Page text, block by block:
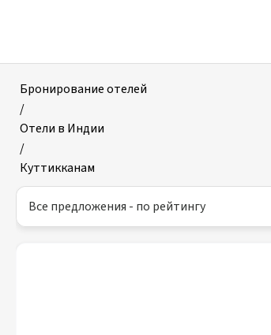
Бронирование отелей
/
Отели в Индии
/
Куттикканам
Все предложения - по рейтингу